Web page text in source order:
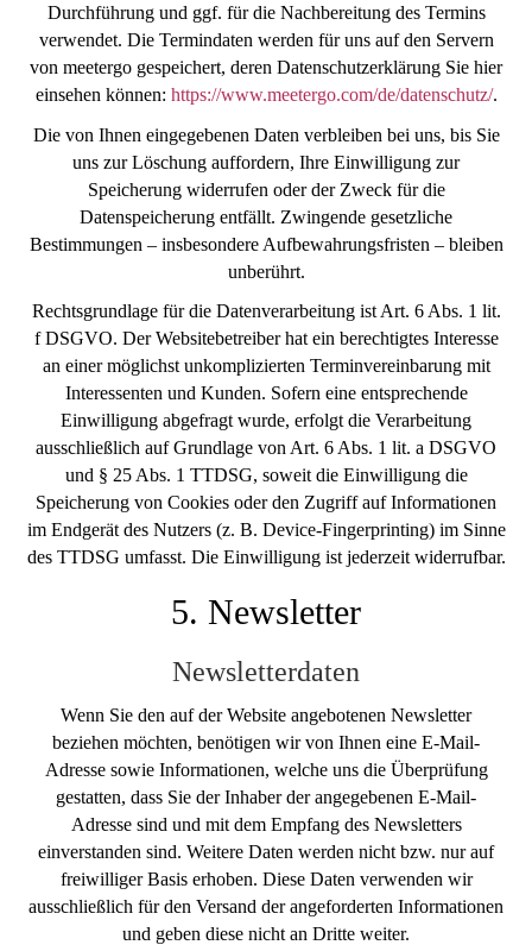
Durchführung und ggf. für die Nachbereitung des Termins
verwendet. Die Termindaten werden für uns auf den Servern
von meetergo gespeichert, deren Datenschutzerklärung Sie hier
einsehen können: https://www.meetergo.com/de/datenschutz/.
Die von Ihnen eingegebenen Daten verbleiben bei uns, bis Sie
uns zur Löschung auffordern, Ihre Einwilligung zur
Speicherung widerrufen oder der Zweck für die
Datenspeicherung entfällt. Zwingende gesetzliche
Bestimmungen – insbesondere Aufbewahrungsfristen – bleiben
unberührt.
Rechtsgrundlage für die Datenverarbeitung ist Art. 6 Abs. 1 lit.
f DSGVO. Der Websitebetreiber hat ein berechtigtes Interesse
an einer möglichst unkomplizierten Terminvereinbarung mit
Interessenten und Kunden. Sofern eine entsprechende
Einwilligung abgefragt wurde, erfolgt die Verarbeitung
ausschließlich auf Grundlage von Art. 6 Abs. 1 lit. a DSGVO
und § 25 Abs. 1 TTDSG, soweit die Einwilligung die
Speicherung von Cookies oder den Zugriff auf Informationen
im Endgerät des Nutzers (z. B. Device-Fingerprinting) im Sinne
des TTDSG umfasst. Die Einwilligung ist jederzeit widerrufbar.
5. Newsletter
Newsletter­daten
Wenn Sie den auf der Website angebotenen Newsletter
beziehen möchten, benötigen wir von Ihnen eine E-Mail-
Adresse sowie Informationen, welche uns die Überprüfung
gestatten, dass Sie der Inhaber der angegebenen E-Mail-
Adresse sind und mit dem Empfang des Newsletters
einverstanden sind. Weitere Daten werden nicht bzw. nur auf
freiwilliger Basis erhoben. Diese Daten verwenden wir
ausschließlich für den Versand der angeforderten Informationen
und geben diese nicht an Dritte weiter.